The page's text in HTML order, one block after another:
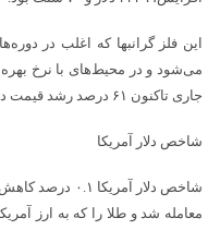
این فلز گرانبها که اغلب در
می‌شود و در محیط‌های با نرخ بهره
جاری تاکنون ۶۱ درصد رشد قیمت داشته است.
شاخص دلار آمریکا
شاخص دلار
معامله شد و طلا را که به ارز